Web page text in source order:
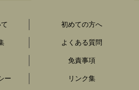
初めての方へ
よくある質問
免責事項
ー リンク集